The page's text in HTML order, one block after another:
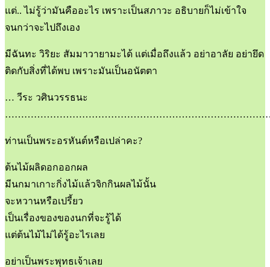
แต่.. ไม่รู้ว่ามันคืออะไร เพราะเป็นสภาวะ อธิบายก็ไม่เข้าใจ
จนกว่าจะไปถึงเอง
มีฉันทะ วิริยะ สัมมาวายามะได้ แต่เมื่อถึงแล้ว อย่าอาลัย อย่ายึด
ติดกับสิ่งที่ได้พบ เพราะมันเป็นอนัตตา
… วีระ วศินวรรธนะ
ท่านเป็นพระอรหันต์หรือเปล่าคะ?
ต้นไม้ผลิดอกออกผล
มีนกมาเกาะกิ่งไม้แล้วจิกกินผลไม้นั้น
จะหวานหรือเปรี้ยว
เป็นเรื่องของของนกที่จะรู้ได้
แต่ต้นไม้ไม่ได้รู้อะไรเลย
อย่าเป็นพระพุทธเจ้าเลย